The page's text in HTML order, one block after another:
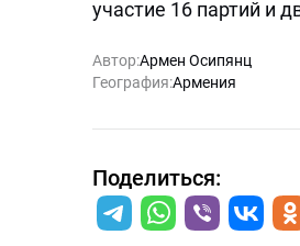
участие 16 партий и
Автор:Армен Осипянц
География:Армения
Поделиться: